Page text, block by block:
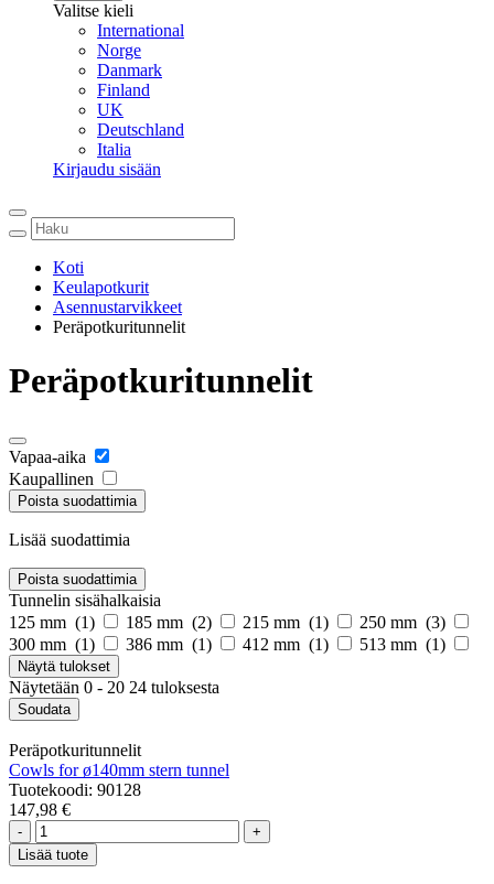
Valitse kieli
International
Norge
Danmark
Finland
UK
Deutschland
Italia
Kirjaudu sisään
Koti
Keulapotkurit
Asennustarvikkeet
Peräpotkuritunnelit
Peräpotkuritunnelit
Vapaa-aika
Kaupallinen
Poista suodattimia
Lisää suodattimia
Poista suodattimia
Tunnelin sisähalkaisia
125 mm (1) 185 mm (2) 215 mm (1) 250 mm (3)
300 mm (1) 386 mm (1) 412 mm (1) 513 mm (1)
Näytä tulokset
Näytetään 0 - 20 24 tuloksesta
Soudata
Peräpotkuritunnelit
Cowls for ø140mm stern tunnel
Tuotekoodi: 90128
147,98 €
-
+
Lisää tuote